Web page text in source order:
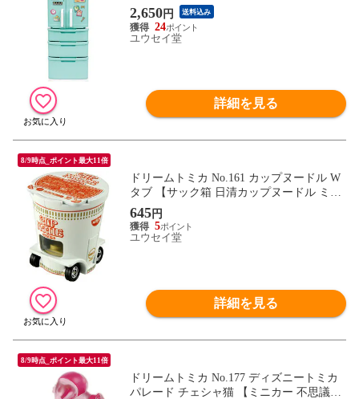
版) 【着せ替え人形用 冷蔵庫 家電 家具 お
ままごと 玩具 おもちゃ ギフト 誕生日】
2,650円 送料込み
24
ユウセイ堂
詳細を見る
8/9時点_ポイント最大11倍
ドリームトミカ No.161 カップヌードル W
タブ 【サック箱 日清カップヌードル ミニ
カー カップラーメン 自動車 タカラトミ
ー】
645円
5
ユウセイ堂
詳細を見る
8/9時点_ポイント最大11倍
ドリームトミカ No.177 ディズニートミカ
パレード チェシャ猫 【ミニカー 不思議の